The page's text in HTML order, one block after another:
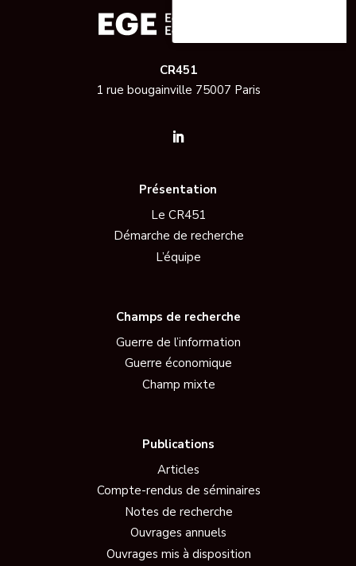
CR451
1 rue bougainville 75007 Paris
Présentation
Le CR451
Démarche de recherche
L’équipe
Champs de recherche
Guerre de l’information
Guerre économique
Champ mixte
Publications
Articles
Compte-rendus de séminaires
Notes de recherche
Ouvrages annuels
Ouvrages mis à disposition